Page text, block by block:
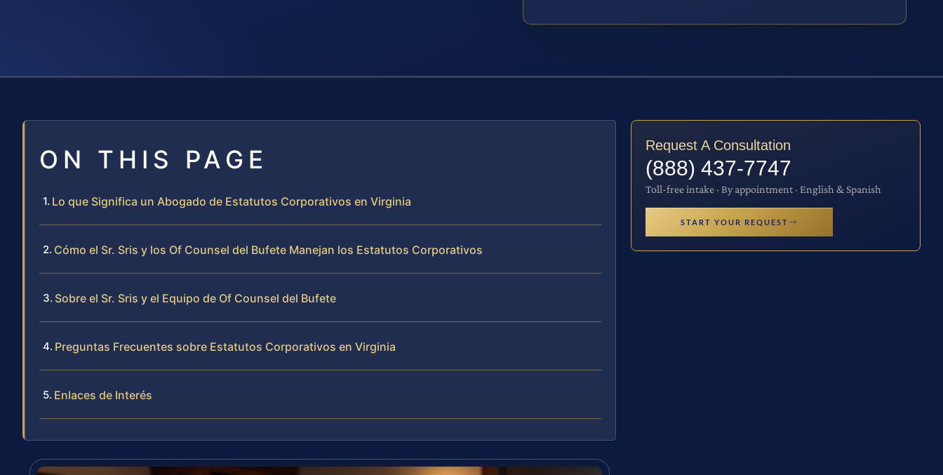
ON THIS PAGE
Lo que Significa un Abogado de Estatutos Corporativos en Virginia
Cómo el Sr. Sris y los Of Counsel del Bufete Manejan los Estatutos Corporativos
Sobre el Sr. Sris y el Equipo de Of Counsel del Bufete
Preguntas Frecuentes sobre Estatutos Corporativos en Virginia
Enlaces de Interés
Request A Consultation
(888) 437-7747
Toll-free intake · By appointment · English & Spanish
START YOUR REQUEST